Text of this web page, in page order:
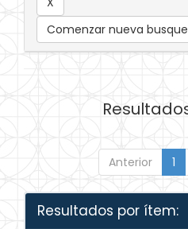
Comenzar nueva
Anterior 1
Resultados por ítem: